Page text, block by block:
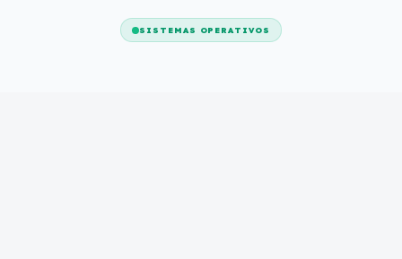
SISTEMAS OPERATIVOS